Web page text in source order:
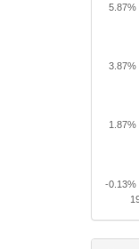
-0.13%
1.87%
3.87%
5.87%